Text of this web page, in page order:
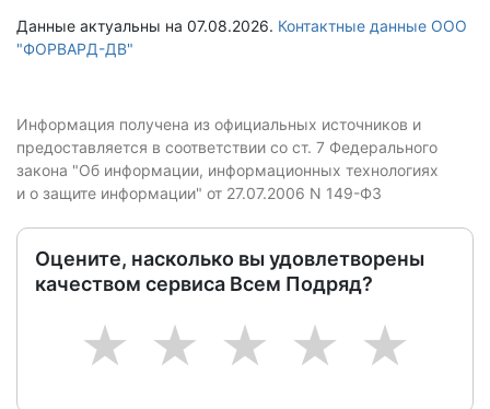
Данные актуальны на 07.08.2026. Контактные данные ООО
"ФОРВАРД-ДВ"
Информация получена из официальных источников и
предоставляется в соответствии со ст. 7 Федерального
закона "Об информации, информационных технологиях
и о защите информации" от 27.07.2006 N 149-ФЗ
Оцените, насколько вы удовлетворены
качеством сервиса Всем Подряд?
5
4
3
2
1